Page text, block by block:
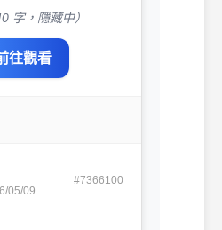
字，隱藏中）
往觀看
05/09
#7366100